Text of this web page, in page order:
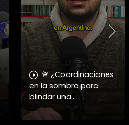
🚨 ¿Coordinaciones
en la sombra para
blindar una
candidatura
presidencial? Nuevos